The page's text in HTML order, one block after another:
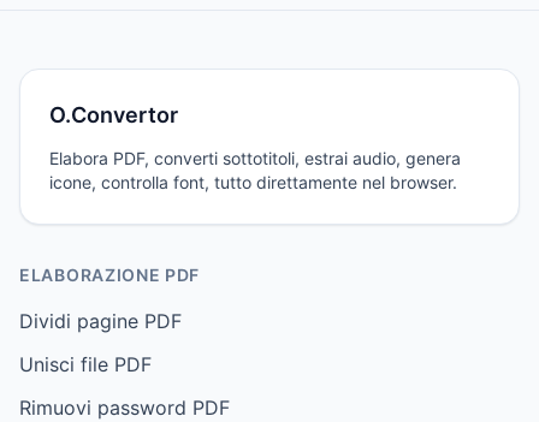
O.Convertor
Elabora PDF, converti sottotitoli, estrai audio, genera
icone, controlla font, tutto direttamente nel browser.
ELABORAZIONE PDF
Dividi pagine PDF
Unisci file PDF
Rimuovi password PDF